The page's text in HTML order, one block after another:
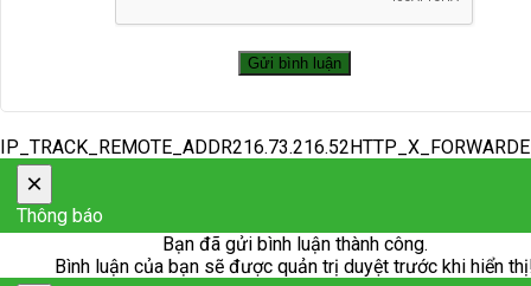
×
Thông báo
Bạn đã gửi bình luận thành công.
Bình luận của bạn sẽ được quản trị duyệt trước khi hiển